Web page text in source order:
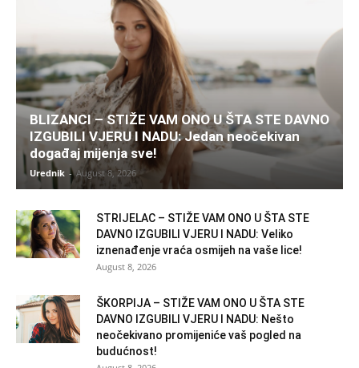
BLIZANCI – STIŽE VAM ONO U ŠTA STE DAVNO
IZGUBILI VJERU I NADU: Jedan neočekivan
događaj mijenja sve!
Urednik - August 8, 2026
STRIJELAC – STIŽE VAM ONO U ŠTA STE
DAVNO IZGUBILI VJERU I NADU: Veliko
iznenađenje vraća osmijeh na vaše lice!
August 8, 2026
ŠKORPIJA – STIŽE VAM ONO U ŠTA STE
DAVNO IZGUBILI VJERU I NADU: Nešto
neočekivano promijeniće vaš pogled na
budućnost!